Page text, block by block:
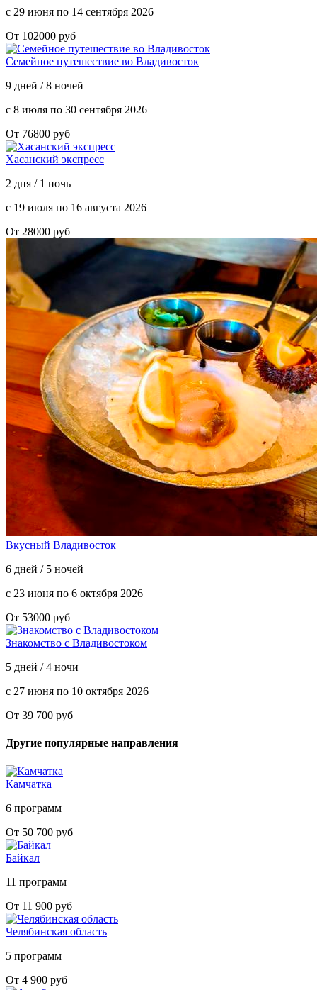
с 29 июня по 14 сентября 2026
От 102000 руб
Семейное путешествие во Владивосток
9 дней / 8 ночей
с 8 июля по 30 сентября 2026
От 76800 руб
Хасанский экспресс
2 дня / 1 ночь
с 19 июля по 16 августа 2026
От 28000 руб
Вкусный Владивосток
6 дней / 5 ночей
с 23 июня по 6 октября 2026
От 53000 руб
Знакомство с Владивостоком
5 дней / 4 ночи
с 27 июня по 10 октября 2026
От 39 700 руб
Другие популярные направления
Камчатка
6 программ
От 50 700 руб
Байкал
11 программ
От 11 900 руб
Челябинская область
5 программ
От 4 900 руб